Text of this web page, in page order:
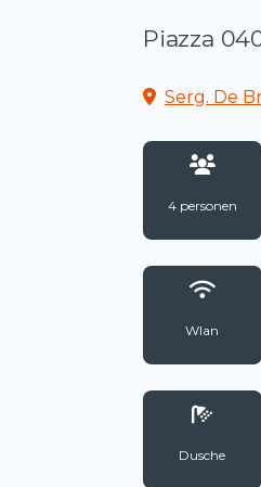
Piazza
Serg. De
4 personen
Wlan
Dusche